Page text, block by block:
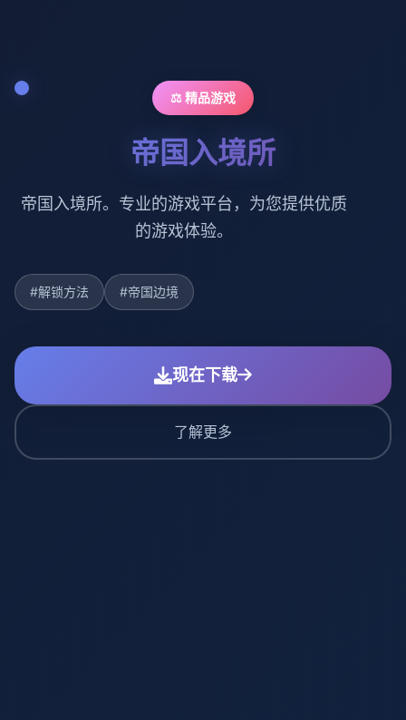
⚖️ 精品游戏
帝国入境所
帝国入境所。专业的游戏平台，为您提供优质
的游戏体验。
#解锁方法 #帝国边境
现在下载
了解更多